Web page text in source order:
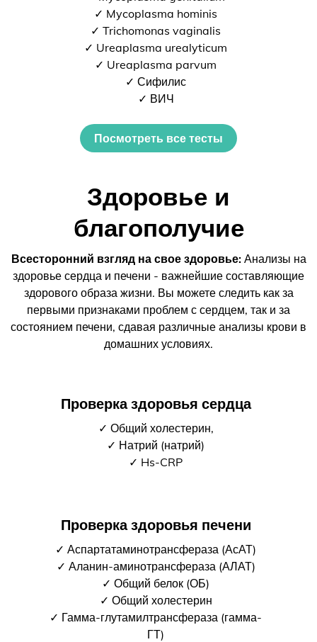
✓ Mycoplasma hominis
✓ Trichomonas vaginalis
✓ Ureaplasma urealyticum
✓ Ureaplasma parvum
✓ Сифилис
✓ ВИЧ
Посмотреть все тесты
Здоровье и
благополучие
Всесторонний взгляд на свое здоровье:Анализы на
здоровье сердца и печени - важнейшие составляющие
здорового образа жизни. Вы можете следить как за
первыми признаками проблем с сердцем, так и за
состоянием печени, сдавая различные анализы крови в
домашних условиях.
Проверка здоровья сердца
✓ Общий холестерин,
✓ Натрий (натрий)
✓ Hs-CRP
Проверка здоровья печени
✓ Аспартатаминотрансфераза (АсАТ)
✓ Аланин-аминотрансфераза (АЛАТ)
✓ Общий белок (ОБ)
✓ Общий холестерин
✓ Гамма-глутамилтрансфераза (гамма-
ГТ)